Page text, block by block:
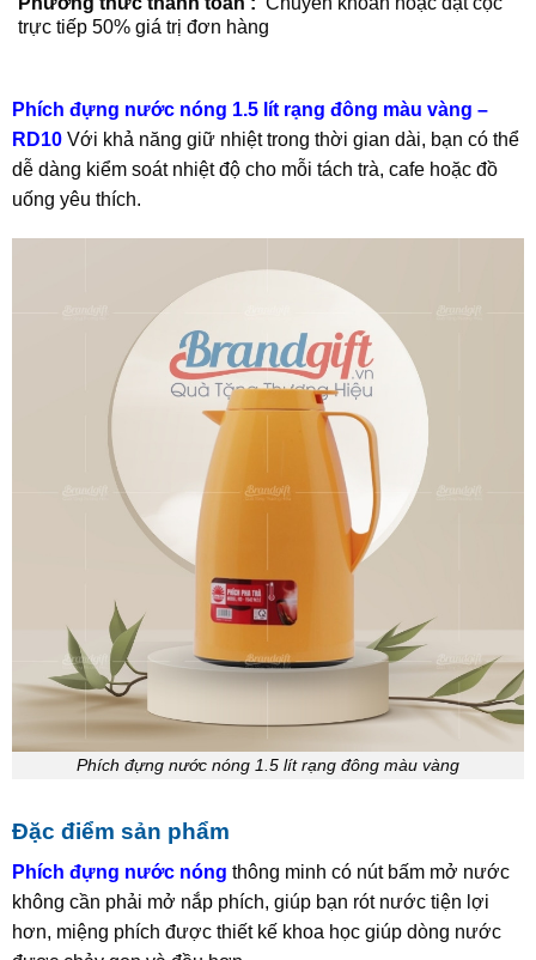
trực tiếp 50% giá trị đơn hàng
Phích đựng nước nóng 1.5 lít rạng đông màu vàng –
RD10Với khả năng giữ nhiệt trong thời gian dài, bạn có thể
dễ dàng kiểm soát nhiệt độ cho mỗi tách trà, cafe hoặc đồ
uống yêu thích.
Phích đựng nước nóng 1.5 lít rạng đông màu vàng
Đặc điểm sản phẩm
Phích đựng nước nóng thông minh có nút bấm mở nước
không cần phải mở nắp phích, giúp bạn rót nước tiện lợi
hơn, miệng phích được thiết kế khoa học giúp dòng nước